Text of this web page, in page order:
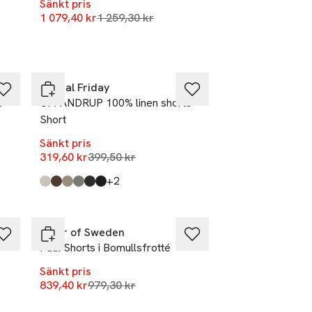
Sänkt pris
1 079,40 krLägsta pris 30 dagar
1 259,30 kr
Casual Friday
CFPANDRUP 100% linen shorts
Short
Sänkt pris
319,60 krLägsta pris 30 dagar
399,50 kr
Produkten finns i färgerna:
Plaza Taupe Melange
Wren,
Mermaid,
Agave Green,
Dark Navy,
Black Beauty, +2
Tiger of Sweden
Paul Shorts i Bomullsfrotté
Sänkt pris
839,40 krLägsta pris 30 dagar
979,30 kr
-20%